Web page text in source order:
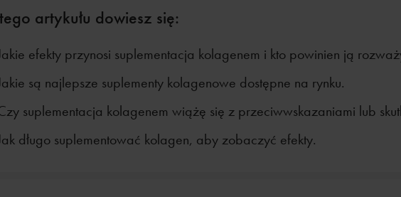
artykułu dowiesz się:
efekty przynosi suplementacja kolagenem i kto powinien ją
są najlepsze suplementy kolagenowe dostępne na rynku.
suplementacja kolagenem wiążę się z przeciwwskazaniami lub
długo suplementować kolagen, aby zobaczyć efekty.